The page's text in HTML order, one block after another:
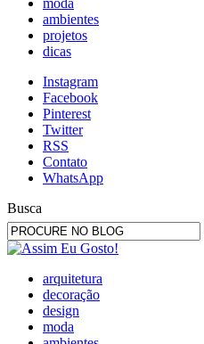
moda
ambientes
projetos
dicas
Instagram
Facebook
Pinterest
Twitter
RSS
Contato
WhatsApp
Busca
arquitetura
decoração
design
moda